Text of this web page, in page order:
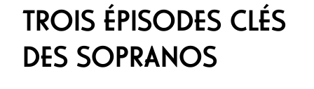
TROIS ÉPISODES CLÉS
DES SOPRANOS